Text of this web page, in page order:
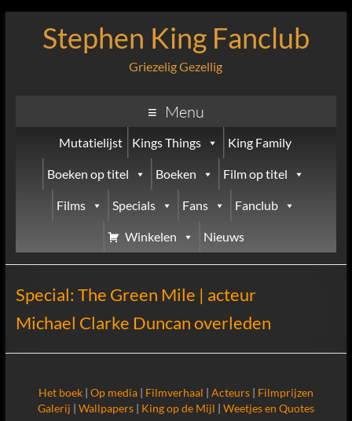
Stephen King Fanclub
Griezelig Gezellig
Menu
Mutatielijst Kings Things King Family
Boeken op titel Boeken Film op titel
Films Specials Fans Fanclub
Winkelen Nieuws
Special: The Green Mile | acteur
Michael Clarke Duncan overleden
Het boek| Op media| Filmverhaal | Acteurs| Filmprijzen
Galerij | Wallpapers| King op de Mijl | Weetjes en Quotes